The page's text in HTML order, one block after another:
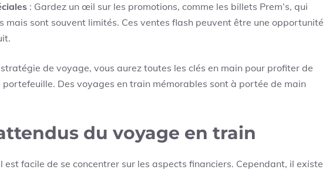
: Gardez un œil sur les promotions, comme les billets Prem’s, qui
sont souvent limités. Ces ventes flash peuvent être une opportunité
de voyage, vous aurez toutes les clés en main pour profiter de
Des voyages en train mémorables sont à portée de main
du voyage en train
facile de se concentrer sur les aspects financiers. Cependant, il existe